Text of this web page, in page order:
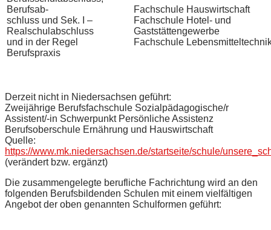
Berufsab-
schluss und Sek. I –
Realschulabschluss
und in der Regel
Berufspraxis
Fachschule Hauswirtschaft
Fachschule Hotel- und
Gaststättengewerbe
Fachschule
Derzeit nicht in Niedersachsen geführt:
Zweijährige Berufsfachschule Sozialpädagogische/r
Assistent/-in Schwerpunkt Persönliche Assistenz
Berufsoberschule Ernährung und Hauswirtschaft
Quelle:
https://www.mk.niedersachsen.de/startseite/schule/
(verändert bzw. ergänzt)
Die zusammengelegte berufliche Fachrichtung wird an den
folgenden Berufsbildenden Schulen mit einem vielfältigen
Angebot der oben genannten Schulformen geführt: